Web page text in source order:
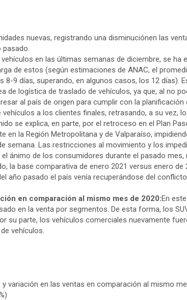
nuevas, registrando una disminuciónen las
pasado.
en las últimas semanas de diciembre, se ha
de estos (según estimaciones de ANAC, el
8-9 días, superando, en algunos casos, los 12 días).
de logística de traslado de vehículos, ya que, al no
al país de origen para cumplir con la planificación
a los clientes finales, retrasando, a su vez,
se explica, en parte, por el retroceso en el Plan
en la Región Metropolitana y de Valparaíso,
semana. Las restricciones al movimiento y los
ánimo de los consumidores durante el pasado mes,
la base comparativa de enero 2021 versus enero de
año pasado el país venía recuperándose del
en comparación al mismo mes de 2020:En
en la venta por segmentos. De esta forma, los
su parte, los vehículos comerciales nuevamente
vehículos.
variación en las ventas en comparación al mismo